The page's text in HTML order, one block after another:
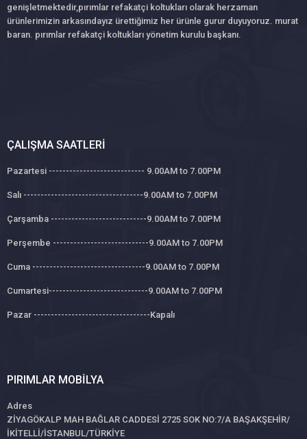
genişletmektedir,pırımlar refakatçi koltukları olarak herzaman
ürünlerimizin arkasındayız ürettiğimiz her ürünle gurur duyuyoruz. murat
baran. pırımlar refakatçi koltukları yönetim kurulu başkanı.
ÇALIŞMA SAATLERI
Pazartesi ---------------------------- 9.00AM to 7.00PM
Salı -----------------------------------9.00AM to 7.00PM
Çarşamba ----------------------------9.00AM to 7.00PM
Perşembe ----------------------------9.00AM to 7.00PM
Cuma ---------------------------------9.00AM to 7.00PM
Cumartesi-----------------------------9.00AM to 7.00PM
Pazar ----------------------------------Kapalı
PIRIMLAR MOBILYA
Adres
ZİYAGÖKALP MAH BAĞLAR CADDESİ 2725 SOK NO:7/A BAŞAKŞEHİR/
İKİTELLİ/İSTANBUL/TÜRKİYE